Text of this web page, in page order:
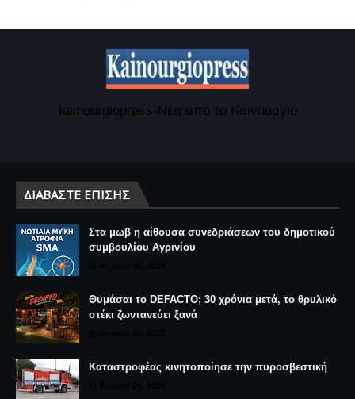
kainourgiopress-Νέα από το Καινούργιο
ΔΙΑΒΆΣΤΕ ΕΠΊΣΗΣ
Στα μωβ η αίθουσα συνεδριάσεων του δημοτικού
συμβουλίου Αγρινίου
Θυμάσαι το DEFACTO; 30 χρόνια μετά, το θρυλικό
στέκι ζωντανεύει ξανά
Καταστροφέας κινητοποίησε την πυροσβεστική